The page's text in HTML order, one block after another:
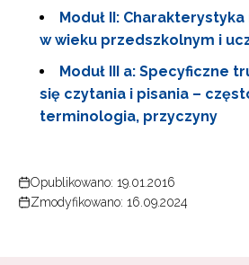
Moduł II:
w wieku przedszkolnym i
Moduł III a: Specyficzne
się czytania i pisania –
terminologia, przyczyny
Opublikowano: 19.01.2016
Zmodyfikowano: 16.09.2024